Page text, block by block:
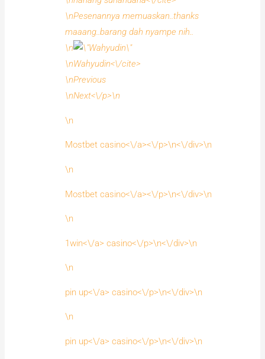
\nPesenannya memuaskan..thanks
maaang..barang dah nyampe nih..
\n
\nWahyudin<\/cite>
\nPrevious
\nNext<\/p>\n
\n
Mostbet casino<\/a><\/p>\n<\/div>\n
\n
Mostbet casino<\/a><\/p>\n<\/div>\n
\n
1win<\/a> casino<\/p>\n<\/div>\n
\n
pin up<\/a> casino<\/p>\n<\/div>\n
\n
pin up<\/a> casino<\/p>\n<\/div>\n